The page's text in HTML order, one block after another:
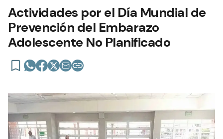
Actividades por el Día Mundial de
Prevención del Embarazo
Adolescente No Planificado